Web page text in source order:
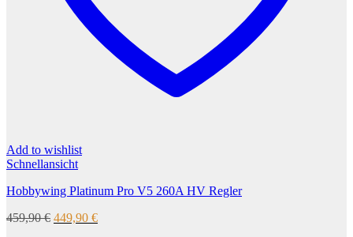
Add to wishlist
Schnellansicht
Hobbywing Platinum Pro V5 260A HV Regler
459,90€ Ursprünglicher
449,90 €Aktueller